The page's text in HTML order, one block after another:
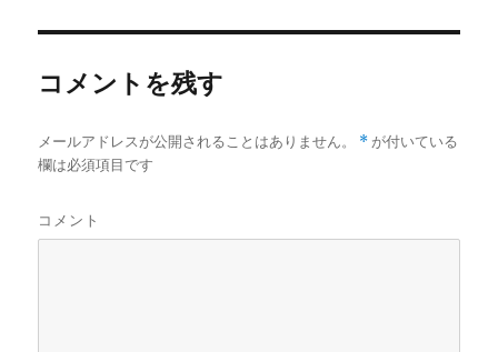
コメントを残す
メールアドレスが公開されることはありません。 * が付いている
欄は必須項目です
コメント